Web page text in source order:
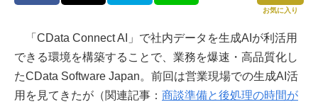
お気に入り
「CData Connect AI」で社内データを生成AIが利活用
できる環境を構築することで、業務を爆速・高品質化し
たCData Software Japan。前回は営業現場での生成AI活
用を見てきたが（関連記事： 商談準備と後処理の時間が